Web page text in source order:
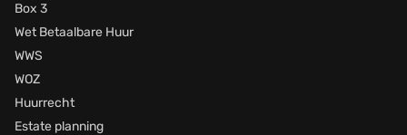
Box 3
Wet Betaalbare Huur
WWS
WOZ
Huurrecht
Estate planning